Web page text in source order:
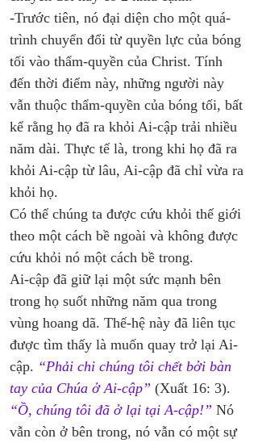
-Trước tiên, nó đại diện cho một quá-
trình chuyển đổi từ quyền lực của bóng
tối vào thẩm-quyền của Christ. Tính
đến thời điểm này, những người này
vẫn thuộc thẩm-quyền của bóng tối, bất
kể rằng họ đã ra khỏi Ai-cập trải nhiều
năm dài. Thực tế là, trong khi họ đã ra
khỏi Ai-cập từ lâu, Ai-cập đã chỉ vừa ra
khỏi họ.
Có thể chúng ta được cứu khỏi thế giới
theo một cách bề ngoài và không được
cứu khỏi nó một cách bề trong.
Ai-cập đã giữ lại một sức mạnh bên
trong họ suốt những năm qua trong
vùng hoang dã. Thế-hệ này đã liên tục
được tìm thấy là muốn quay trở lại Ai-
cập. “Phải chi chúng tôi chết bởi bàn
tay của Chúa ở Ai-cập” (Xuất 16: 3).
“Ồ, chúng tôi đã ở lại tại A-cập!” Nó
vẫn còn ở bên trong, nó vẫn có một sự